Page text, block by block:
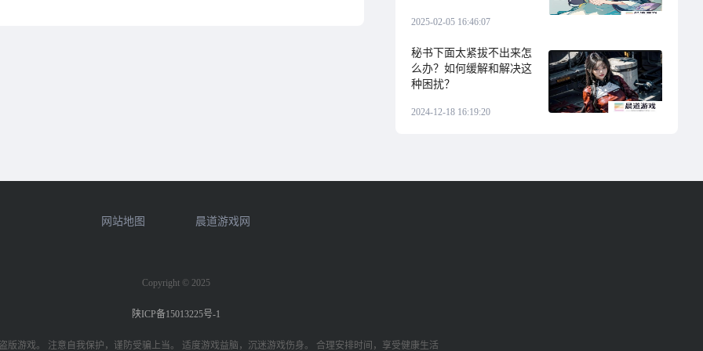
2025-02-05 16:46:07
秘书下面太紧拔不出来怎
么办？如何缓解和解决这
种困扰？
2024-12-18 16:19:20
网站地图 晨道游戏网
Copyright © 2025
陕ICP备15013225号-1
版游戏。 注意自我保护，谨防受骗上当。 适度游戏益脑，沉迷游戏伤身。 合理安排时间，享受健康生活